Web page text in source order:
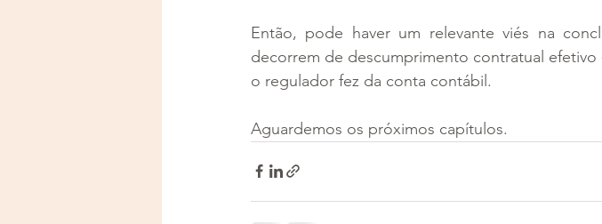
Então, pode haver um relevante viés na
decorrem de descumprimento contratual
o regulador fez da conta contábil.
Aguardemos os próximos capítulos.